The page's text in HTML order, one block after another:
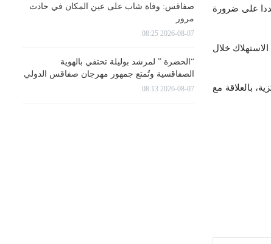
على ضرورة
خلال
بالعلاقة مع
صفاقس: وفاة شاب على عين المكان في حادث
مرور
2026-08-07 08:25
“الحضرة ” لمرشد بوليلة تحتفي بالهوية
الصفاقسية وتُمتع جمهور مهرجان صفاقس الدولي
2026-08-07 08:13